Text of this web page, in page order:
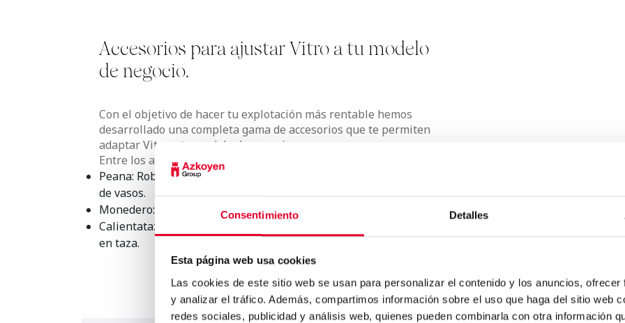
Consentimiento Detalles
Esta página web usa cookies
Las cookies de este sitio web se usan para personalizar el contenido y los anuncios,
y analizar el tráfico. Además, compartimos información sobre el uso que haga del sitio web
redes sociales, publicidad y análisis web, quienes pueden combinarla con otra información
Accesorios para ajustar Vitro a tu modelo
de negocio.
Con el objetivo de hacer tu explotación más rentable hemos
desarrollado una completa gama de accesorios que te permiten
adaptar Vitro a tu modelo de negocio.
Entre los accesorios más demandados destacan:
Peana: Robusta y elegante, está disponible con o sin dispensador
de vasos.
Monedero: Para utilizarla en modo de pago por servicio
Calientatazas: Ideal para mantener la temperatura de las bebidas
en taza.